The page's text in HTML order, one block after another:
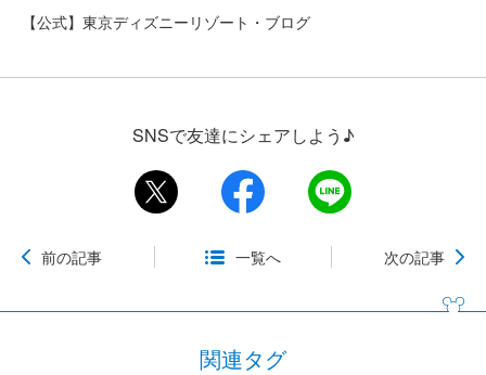
【公式】東京ディズニーリゾート・ブログ
SNSで友達にシェアしよう♪
前の記事 一覧へ 次の記事
関連タグ